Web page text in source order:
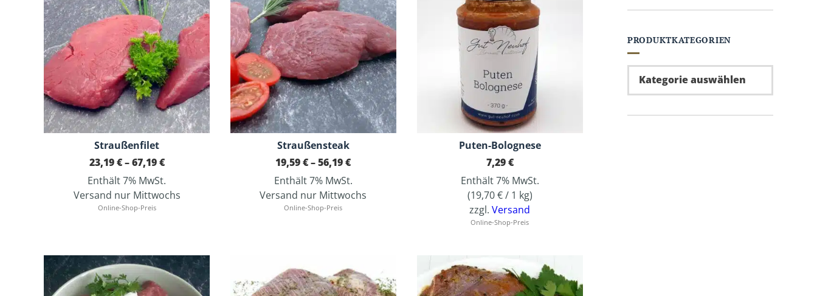
Straußenfilet
23,19€ –67,19€Preisspanne:
bis
67,19 €
Enthält 7% MwSt.
Versand nur Mittwochs
Online-Shop-Preis
Straußensteak
19,59€–56,19€Preisspanne:
bis
56,19 €
Enthält 7% MwSt.
Versand nur Mittwochs
Online-Shop-Preis
Puten-Bolognese
7,29€
Enthält 7% MwSt.
(19,70€/ 1 kg)
zzgl.Versand
Online-Shop-Preis
Dieses Produkt weist mehrere Varianten auf. Die Optionen können auf der Produktseite gewählt werden
PRODUKTKATEGORIEN